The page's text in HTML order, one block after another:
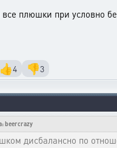
все плюшки при условно
👍4 👎3
beercrazy
дисбалансно по